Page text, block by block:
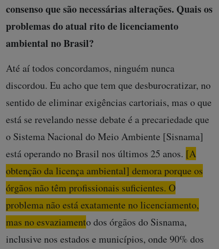
consenso que são necessárias alterações. Quais os
problemas do atual rito de licenciamento
ambiental no Brasil?
Até aí todos concordamos, ninguém nunca
discordou. Eu acho que tem que desburocratizar, no
sentido de eliminar exigências cartoriais, mas o que
está se revelando nesse debate é a precariedade que
o Sistema Nacional do Meio Ambiente [Sisnama]
está operando no Brasil nos últimos 25 anos. [A
obtenção da licença ambiental] demora porque os
órgãos não têm profissionais suficientes. O
problema não está exatamente no licenciamento,
mas no esvaziamento dos órgãos do Sisnama,
inclusive nos estados e municípios, onde 90% dos